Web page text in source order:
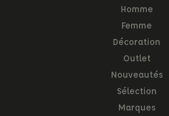
Homme
Femme
Décoration
Outlet
Nouveautés
Sélection
Marques